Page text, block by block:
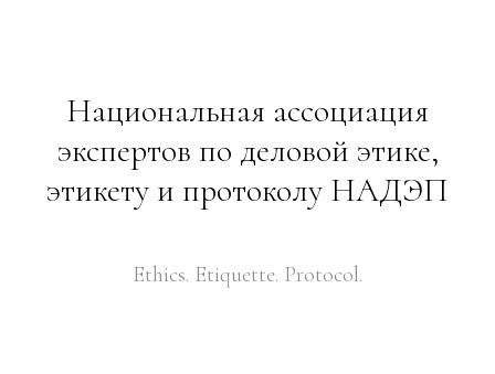
Национальная ассоциация
экспертов по деловой этике,
этикету и протоколу НАДЭП
Ethics. Etiquette. Protocol.